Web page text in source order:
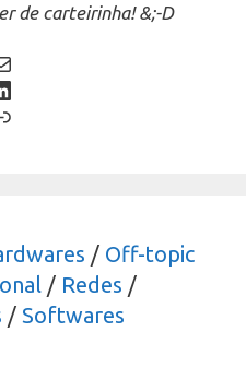
de carteirinha! &;-D
/ Off-topic
/ Redes /
/ Softwares